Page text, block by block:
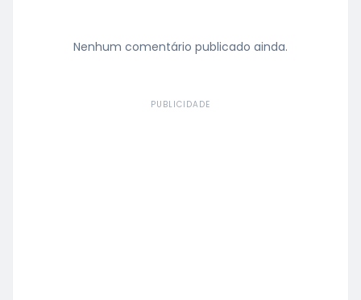
Nenhum comentário publicado ainda.
PUBLICIDADE